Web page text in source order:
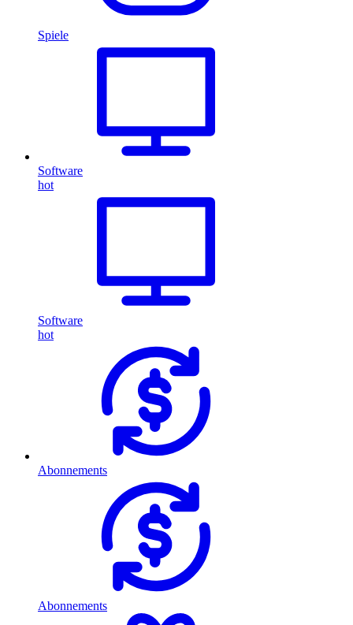
Spiele
Software
hot
Software
hot
Abonnements
Abonnements